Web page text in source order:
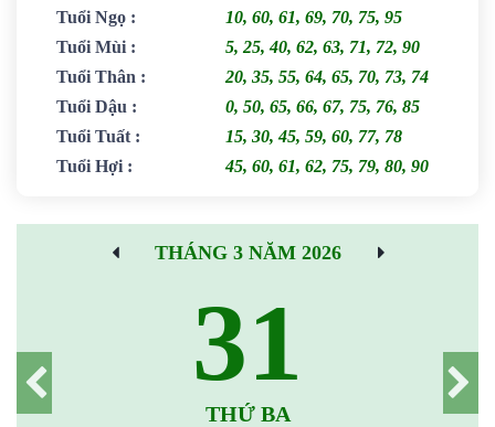
Tuổi Ngọ :
10, 60, 61, 69, 70, 75, 95
Tuổi Mùi :
5, 25, 40, 62, 63, 71, 72, 90
Tuổi Thân :
20, 35, 55, 64, 65, 70, 73, 74
Tuổi Dậu :
0, 50, 65, 66, 67, 75, 76, 85
Tuổi Tuất :
15, 30, 45, 59, 60, 77, 78
Tuổi Hợi : 45, 60, 61, 62, 75, 79, 80, 90
THÁNG 3 NĂM 2026
31
THỨ BA